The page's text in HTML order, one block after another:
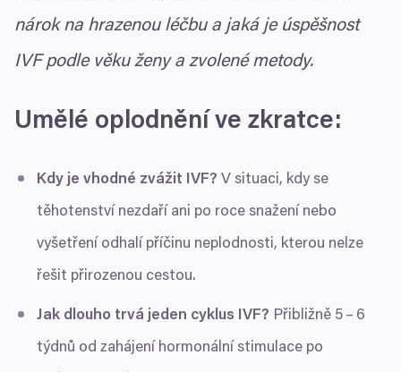
nárok na hrazenou léčbu a jaká je úspěšnost
IVFpodle věku ženy a zvolené metody.
Umělé oplodnění ve zkratce:
Kdy je vhodné zvážit IVF? V situaci, kdy se
těhotenství nezdaří ani po roce snažení nebo
vyšetření odhalí příčinu neplodnosti, kterou nelze
řešit přirozenou cestou.
Jak dlouho trvá jeden cyklus IVF? Přibližně 5 – 6
týdnů od zahájení hormonální stimulace po